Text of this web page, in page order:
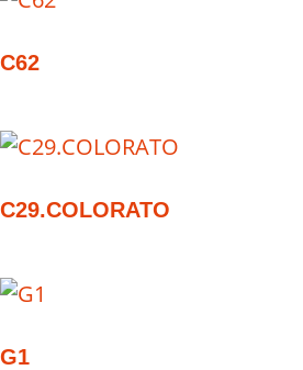
C62
C29.COLORATO
G1